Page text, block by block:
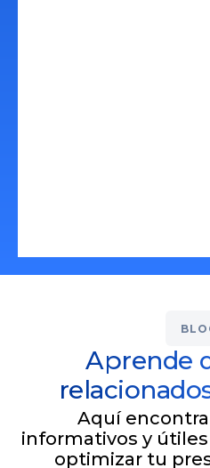
Aprende
Aquí
informativos y
optimizar tu